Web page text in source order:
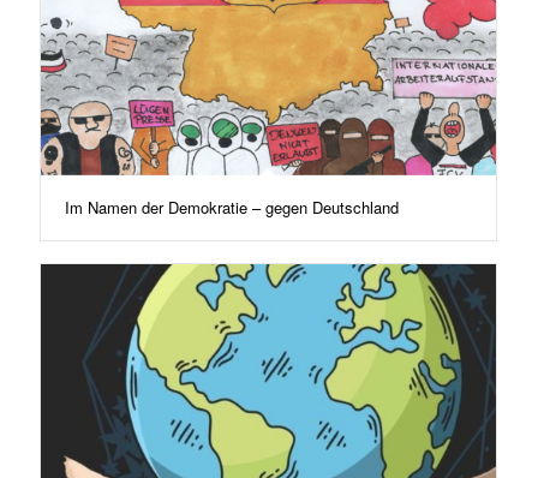
Im Namen der Demokratie – gegen Deutschland